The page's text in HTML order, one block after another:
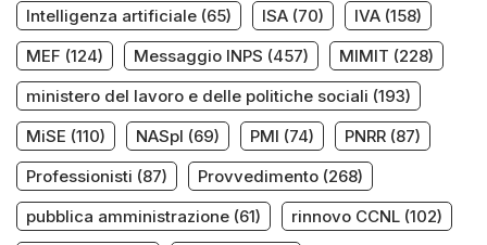
Intelligenza artificiale (65) ISA (70) IVA (158)
MEF (124) Messaggio INPS (457) MIMIT (228)
ministero del lavoro e delle politiche sociali (193)
MiSE (110) NASpI (69) PMI (74) PNRR (87)
Professionisti (87) Provvedimento (268)
pubblica amministrazione (61) rinnovo CCNL (102)